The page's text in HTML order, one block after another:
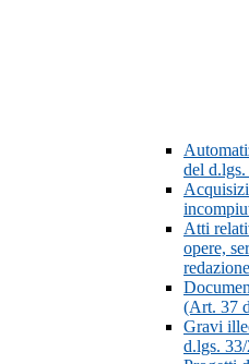
del
Atti
opere,
(Art. 37
Gravi
d.lgs.